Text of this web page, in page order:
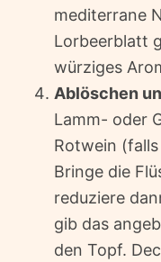
mediterrane
Lorbeerblatt
würziges
Ablöschen
Lamm- oder
Rotwein
Bringe die
reduziere
gib das
den Topf.